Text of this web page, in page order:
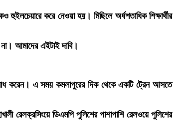
করে নেওয়া হয়। মিছিলে অর্ধশতাধিক শিক্ষার্থীর
না। আমাদের এইটাই দাবি।
করেন। এ সময় কমলাপুরের দিক থেকে একটি ট্রেন আসতে
রেলক্রসিংয়ে ডিএমপি পুলিশের পাশাপাশি রেলওয়ে পুলিশের